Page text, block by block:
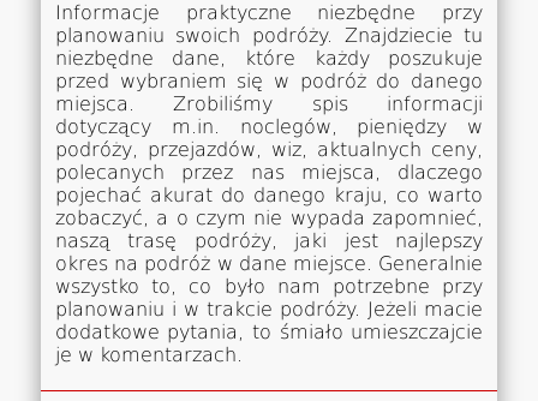
Informacje praktyczne niezbędne przy
planowaniu swoich podróży. Znajdziecie tu
niezbędne dane, które każdy poszukuje
przed wybraniem się w podróż do danego
miejsca. Zrobiliśmy spis informacji
dotyczący m.in. noclegów, pieniędzy w
podróży, przejazdów, wiz, aktualnych ceny,
polecanych przez nas miejsca, dlaczego
pojechać akurat do danego kraju, co warto
zobaczyć, a o czym nie wypada zapomnieć,
naszą trasę podróży, jaki jest najlepszy
okres na podróż w dane miejsce. Generalnie
wszystko to, co było nam potrzebne przy
planowaniu i w trakcie podróży. Jeżeli macie
dodatkowe pytania, to śmiało umieszczajcie
je w komentarzach.